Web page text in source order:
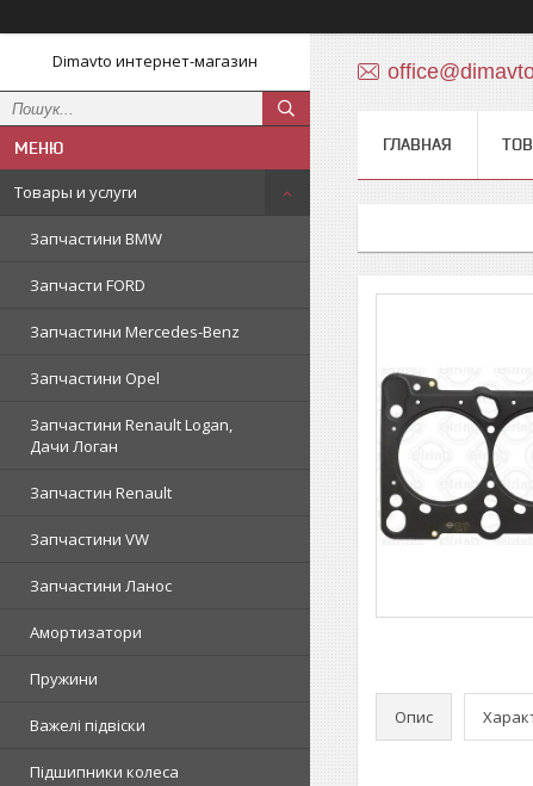
Dimavto интернет-магазин
Товары и услуги
Запчастини BMW
Запчасти FORD
Запчастини Mercedes-Benz
Запчастини Opel
Запчастини Renault Logan,
Дачи Логан
Запчастин Renault
Запчастини VW
Запчастини Ланос
Амортизатори
Пружини
Важелі підвіски
Підшипники колеса
ГЛАВНАЯ
Опис